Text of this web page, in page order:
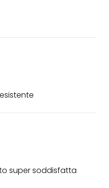
super soddisfatta